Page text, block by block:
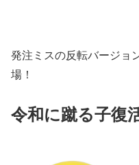
発注ミスの反転バージョ
場！
令和に蹴る子復